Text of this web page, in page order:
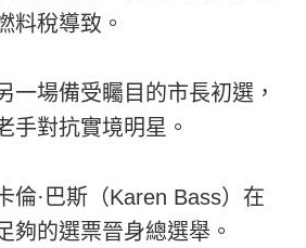
料稅導致。
一場備受矚目的市長初選，
手對抗實境明星。
倫·巴斯（Karen Bass）在
夠的選票晉身總選舉。